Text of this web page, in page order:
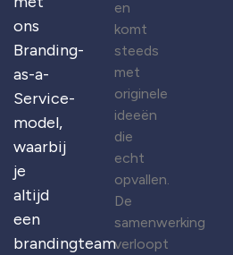
ons
Branding-
as-a-
Service-
model,
waarbij
je
altijd
een
brandingteam
en
komt
steeds
met
originele
ideeën
die
echt
opvallen.
De
samenwerking
verloopt